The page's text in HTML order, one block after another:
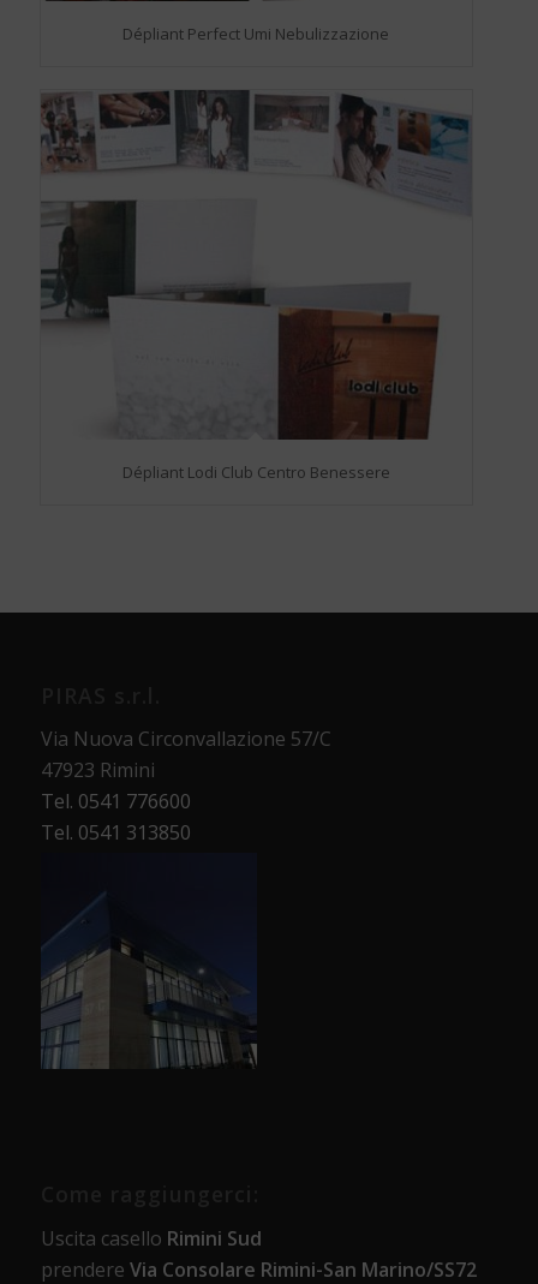
Dépliant Perfect Umi Nebulizzazione
Dépliant Lodi Club Centro Benessere
Via Nuova Circonvallazione 57/C
47923 Rimini
Tel. 0541 776600
Tel. 0541 313850
Uscita casello Rimini Sud
prendere Via Consolare Rimini-San Marino/SS72